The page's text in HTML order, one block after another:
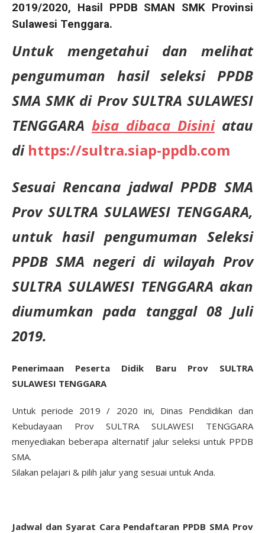
2019/2020, Hasil PPDB SMAN SMK Provinsi
Sulawesi Tenggara.
Untuk mengetahui dan melihat
pengumuman hasil seleksi PPDB
SMA SMK di Prov SULTRA SULAWESI
TENGGARA bisa dibaca Disiniatau
di https://sultra.siap-ppdb.com
Sesuai Rencana jadwal PPDB SMA
Prov SULTRA SULAWESI TENGGARA,
untuk hasil pengumuman Seleksi
PPDB SMA negeri di wilayah Prov
SULTRA SULAWESI TENGGARA akan
diumumkan pada tanggal 08 Juli
2019.
Penerimaan Peserta Didik Baru Prov SULTRA
SULAWESI TENGGARA
Untuk periode 2019 / 2020 ini, Dinas Pendidikan dan
Kebudayaan Prov SULTRA SULAWESI TENGGARA
menyediakan beberapa alternatif jalur seleksi untuk PPDB
SMA.
Silakan pelajari & pilih jalur yang sesuai untuk Anda.
Jadwal dan Syarat Cara Pendaftaran PPDB SMA Prov